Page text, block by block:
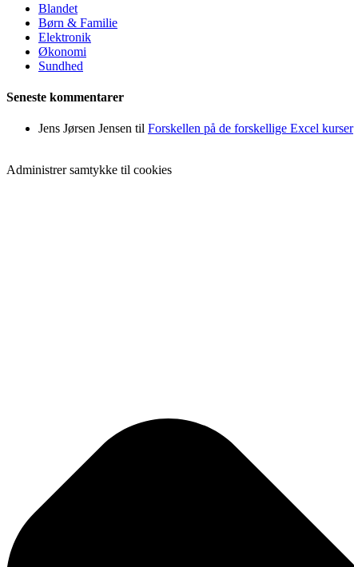
Blandet
Børn & Familie
Elektronik
Økonomi
Sundhed
Seneste kommentarer
Jens Jørsen Jensen til Forskellen på de forskellige Excel kurser
Administrer samtykke til cookies